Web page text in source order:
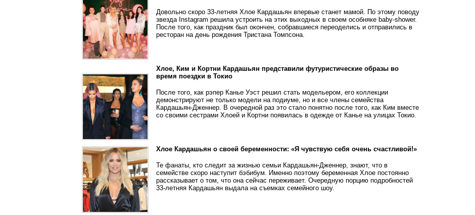
Довольно скоро 33-летняя Хлое Кардашьян впервые станет мамой. По этому поводу
звезда Instagram решила устроить на этих выходных в своем особняке baby-shower.
После того, как праздник был окончен, собравшиеся переоделись и отправились в
ресторан на день рождения Тристана Томпсона.
Хлое, Ким и Кортни Кардашьян представили футуристические образы во
время поездки в Токио
После того, как рэпер Канье Уэст решил стать модельером, его коллекции
демонстрируют не только модели на подиуме, но и все члены семейства
Кардашьян-Дженнер. В очередной раз это стало понятно после того, как Ким вместе
со своими сестрами Хлоей и Кортни появилась в одежде от Канье на улицах Токио.
Хлое Кардашьян о своей беременности: «Я чувствую себя очень счастливой!»
Те фанаты, кто следит за жизнью семьи Кардашьян-Дженнер, знают, что в
семействе скоро наступит бэбибум. Именно поэтому беременная Хлое постоянно
рассказывает о том, что она сейчас переживает. Очередную порцию подробностей
33-летняя Кардашьян выдала на съемках семейного шоу.